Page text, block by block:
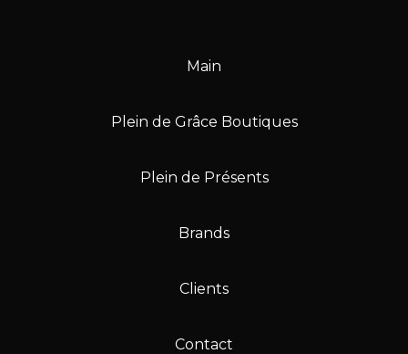
Main
Plein de Grâce Boutiques
Plein de Présents
Brands
Clients
Contact